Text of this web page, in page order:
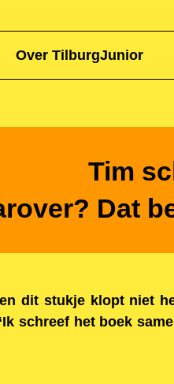
Over TilburgJunior
Tim
Dat
dit stukje klopt niet
schreef het boek